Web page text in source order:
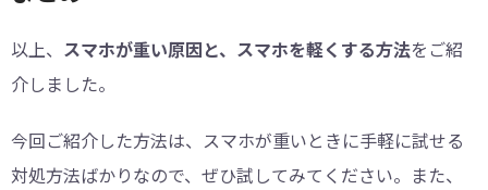
以上、 スマホが重い原因と、スマホを軽くする方法をご紹
介しました。
今回ご紹介した方法は、スマホが重いときに手軽に試せる
対処方法ばかりなので、ぜひ試してみてください。また、